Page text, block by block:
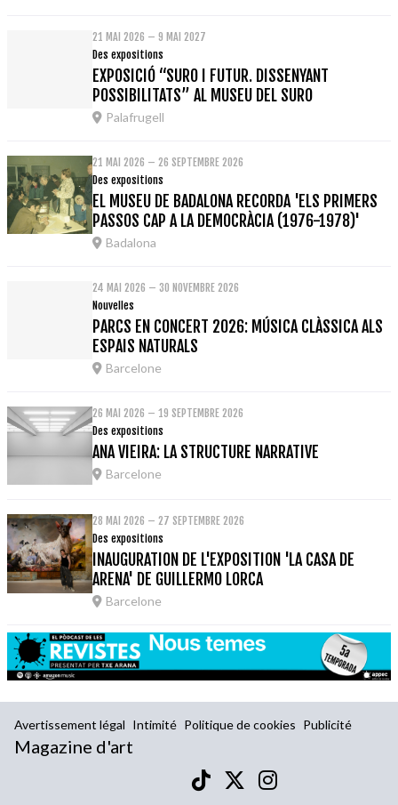
21 MAI 2026 – 9 MAI 2027
Des expositions
EXPOSICIÓ “SURO I FUTUR. DISSENYANT
POSSIBILITATS” AL MUSEU DEL SURO
Palafrugell
21 MAI 2026 – 26 SEPTEMBRE 2026
Des expositions
EL MUSEU DE BADALONA RECORDA 'ELS PRIMERS
PASSOS CAP A LA DEMOCRÀCIA (1976-1978)'
Badalona
24 MAI 2026 – 30 NOVEMBRE 2026
Nouvelles
PARCS EN CONCERT 2026: MÚSICA CLÀSSICA ALS
ESPAIS NATURALS
Barcelone
26 MAI 2026 – 19 SEPTEMBRE 2026
Des expositions
ANA VIEIRA: LA STRUCTURE NARRATIVE
Barcelone
28 MAI 2026 – 27 SEPTEMBRE 2026
Des expositions
INAUGURATION DE L'EXPOSITION 'LA CASA DE
ARENA' DE GUILLERMO LORCA
Barcelone
Avertissement légal Intimité Politique de cookies Publicité
Magazine d'art